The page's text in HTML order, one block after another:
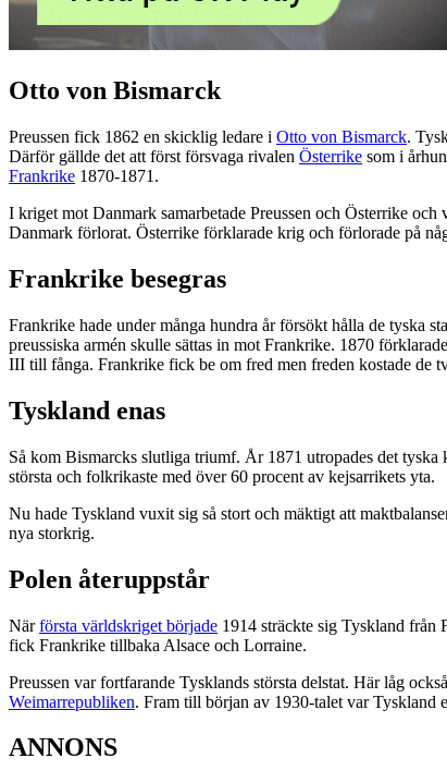
Otto von Bismarck
Preussen fick 1862 en skicklig ledare i Otto von Bismarck.
Därför gällde det att först försvaga rivalen Österrike som i
Frankrike 1870-1871.
I kriget mot Danmark samarbetade Preussen och Österrike
Danmark förlorat. Österrike förklarade krig och förlorade på
Frankrike besegras
Frankrike hade under många hundra år försökt hålla de tyska
preussiska armén skulle sättas in mot Frankrike. 1870
III till fånga. Frankrike fick be om fred men freden kostade de
Tyskland enas
Så kom Bismarcks slutliga triumf. År 1871 utropades det tyska
största och folkrikaste med över 60 procent av kejsarrikets yta.
Nu hade Tyskland vuxit sig så stort och mäktigt att
nya storkrig.
Polen återuppstår
Närförsta världskriget började 1914 sträckte sig Tyskland från
fick Frankrike tillbaka Alsace och Lorraine.
Preussen var fortfarande Tysklands största delstat. Här låg
Weimarrepubliken. Fram till början av 1930-talet var Tyskland
ANNONS